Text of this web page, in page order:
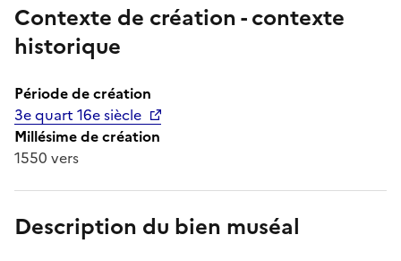
Contexte de création - contexte
historique
Période de création
3e quart 16e siècle
Millésime de création
1550 vers
Description du bien muséal